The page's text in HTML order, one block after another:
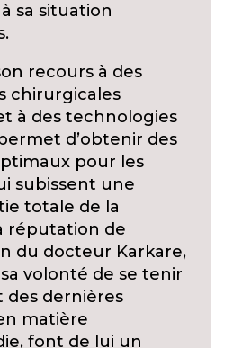
sa situation
recours à des
chirurgicales
à des technologies
d’obtenir des
pour les
subissent une
totale de la
réputation de
du docteur Karkare,
volonté de se tenir
des dernières
matière
font de lui un